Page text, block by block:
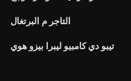
التاجر م البرتغال
تيبو دي كامبيو ليبرا بيزو هوي